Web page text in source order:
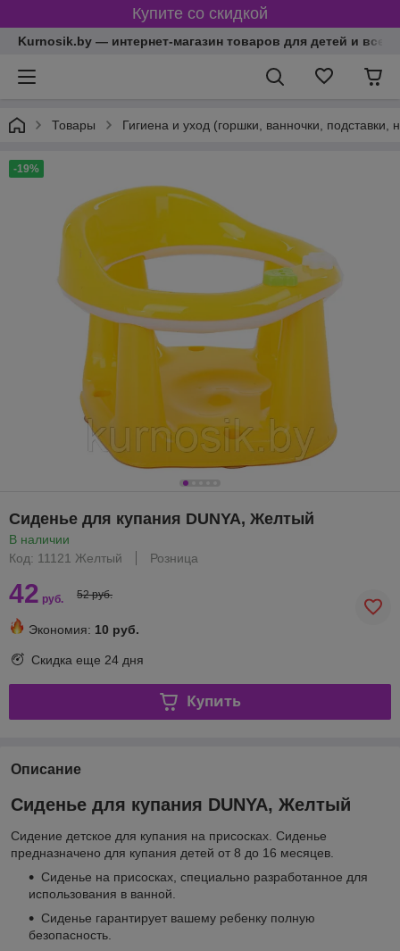
Купите со скидкой
Kurnosik.by — интернет-магазин товаров для детей и всей
Товары Гигиена и уход (горшки, ванночки, подставки,
-19%
Сиденье для купания DUNYA, Желтый
В наличии
Код: 11121 Желтый
Розница
42 руб. 52 руб.
Экономия: 10 руб.
Скидка еще 24 дня
Купить
Описание
Сиденье для купания DUNYA, Желтый
Сидение детское для купания на присосках. Сиденье
предназначено для купания детей от 8 до 16 месяцев.
Сиденье на присосках, специально разработанное для
использования в ванной.
Сиденье гарантирует вашему ребенку полную
безопасность.